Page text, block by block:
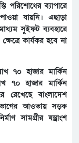
পরিশোধের ব্যাপারে
যায়নি। এছাড়া
সুইফট ব্যবহারে
কার্যকর হবে না
৭০ হাজার মার্কিন
৭০ হাজার মার্কিন
রেখেছে বাংলাদেশ
আওতায় সড়ক
সামগ্রীর যন্ত্রাংশ